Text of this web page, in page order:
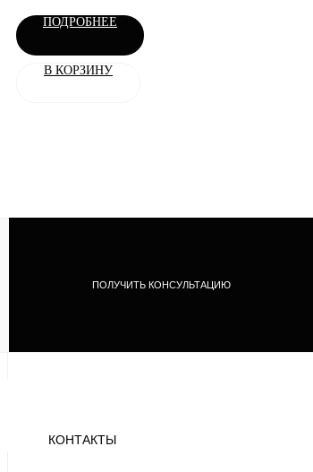
ПОДРОБНЕЕ
В КОРЗИНУ
ПОЛУЧИТЬ КОНСУЛЬТАЦИЮ
КОНТАКТЫ